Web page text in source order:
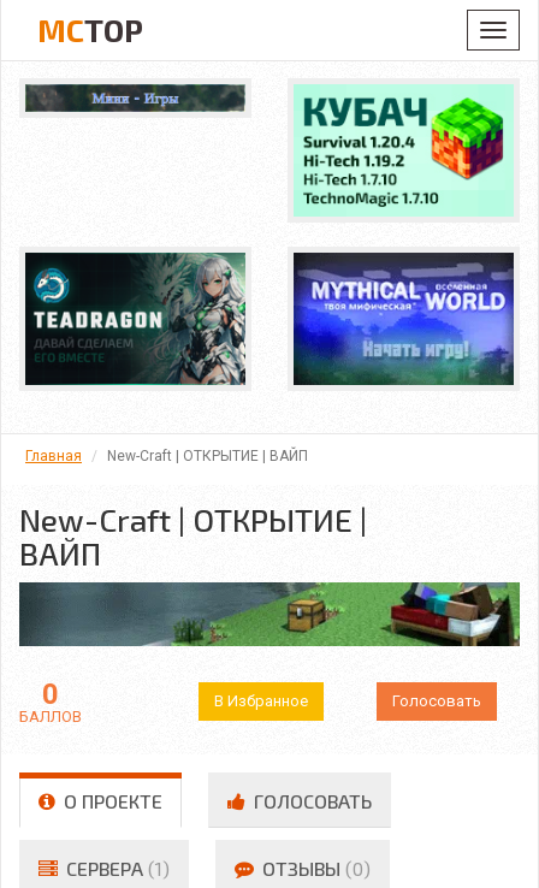
MCTOP
Главная New-Craft | ОТКРЫТИЕ | ВАЙП
New-Craft | ОТКРЫТИЕ |
ВАЙП
0
БАЛЛОВ
В Избранное Голосовать
О ПРОЕКТЕ ГОЛОСОВАТЬ
СЕРВЕРА (1) ОТЗЫВЫ (0)